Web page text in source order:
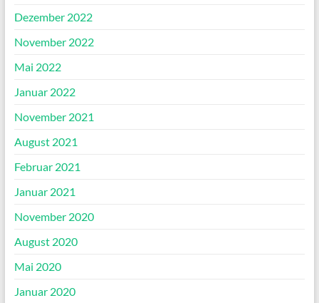
Dezember 2022
November 2022
Mai 2022
Januar 2022
November 2021
August 2021
Februar 2021
Januar 2021
November 2020
August 2020
Mai 2020
Januar 2020